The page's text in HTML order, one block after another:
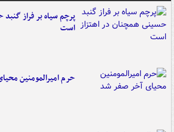
پرچم سیاه بر فراز
است
حرم امیرالمومنین